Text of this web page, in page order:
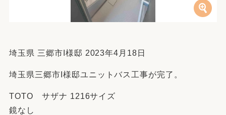
埼玉県 三郷市I様邸 2023年4月18日
埼玉県三郷市I様邸ユニットバス工事が完了。
TOTO サザナ 1216サイズ
鏡なし